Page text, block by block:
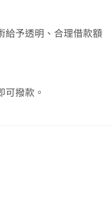
給予透明、合理借款額
撥款。